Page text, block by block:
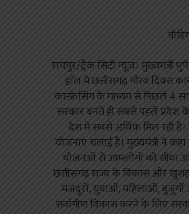
रायपुर/ट्रैक सिटी न्यूज़। मुख्यमंत्री
हाॅल में छत्तीसगढ़ गौरव दिवस
कान्फ्रेसिंग के माध्यम से पिछले 4
सरकार बनते ही सबसे पहले प्रदेश
देश में सबसे अधिक मिल रही है।
योजनाएं चलाई है। मुख्यमंत्री ने
योजनओं से आमलोगों को सीधा
छत्तीसगढ़ राज्य के विकास और
मजदूरों, युवाओं, महिलाओं, बुजुर्गो
सर्वागीण विकास करने के लिए